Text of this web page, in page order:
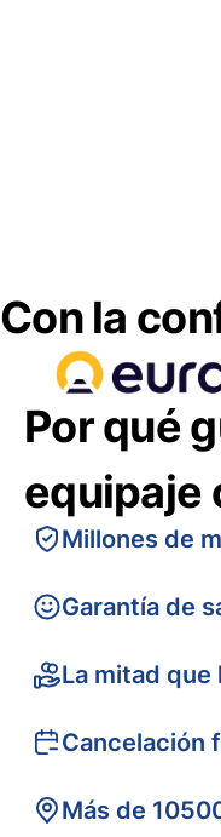
Con la
Por qué
equipaje
Millones de
Garantía de
La mitad
Cancelación
Más de